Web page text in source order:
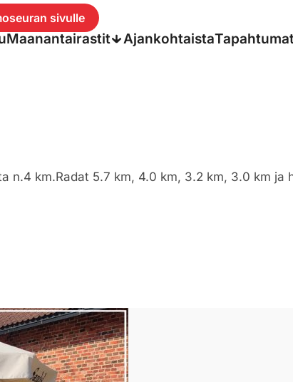
sivulle
Maanantairastit Ajankohtaista
n.4 km.Radat 5.7 km, 4.0 km, 3.2 km, 3.0 km ja